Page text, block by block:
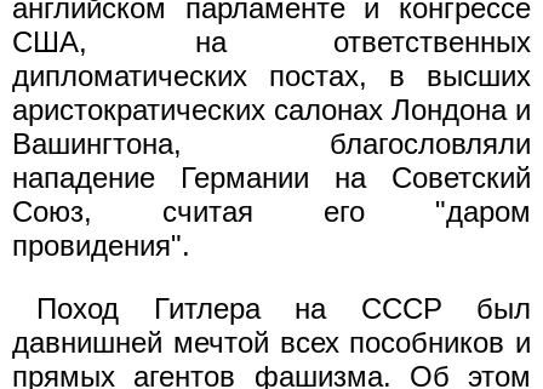
английском парламенте и конгрессе
США, на ответственных
дипломатических постах, в высших
аристократических салонах Лондона и
Вашингтона, благословляли
нападение Германии на Советский
Союз, считая его "даром
провидения".
Поход Гитлера на СССР был
давнишней мечтой всех пособников и
прямых агентов фашизма. Об этом